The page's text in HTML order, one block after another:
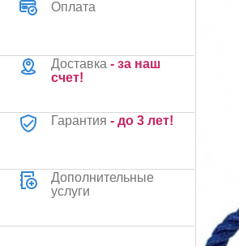
Оплата
Доставка - за наш
счет!
Гарантия - до 3 лет!
Дополнительные
услуги